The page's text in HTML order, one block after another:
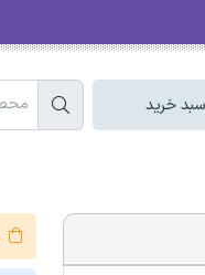
سبد خرید